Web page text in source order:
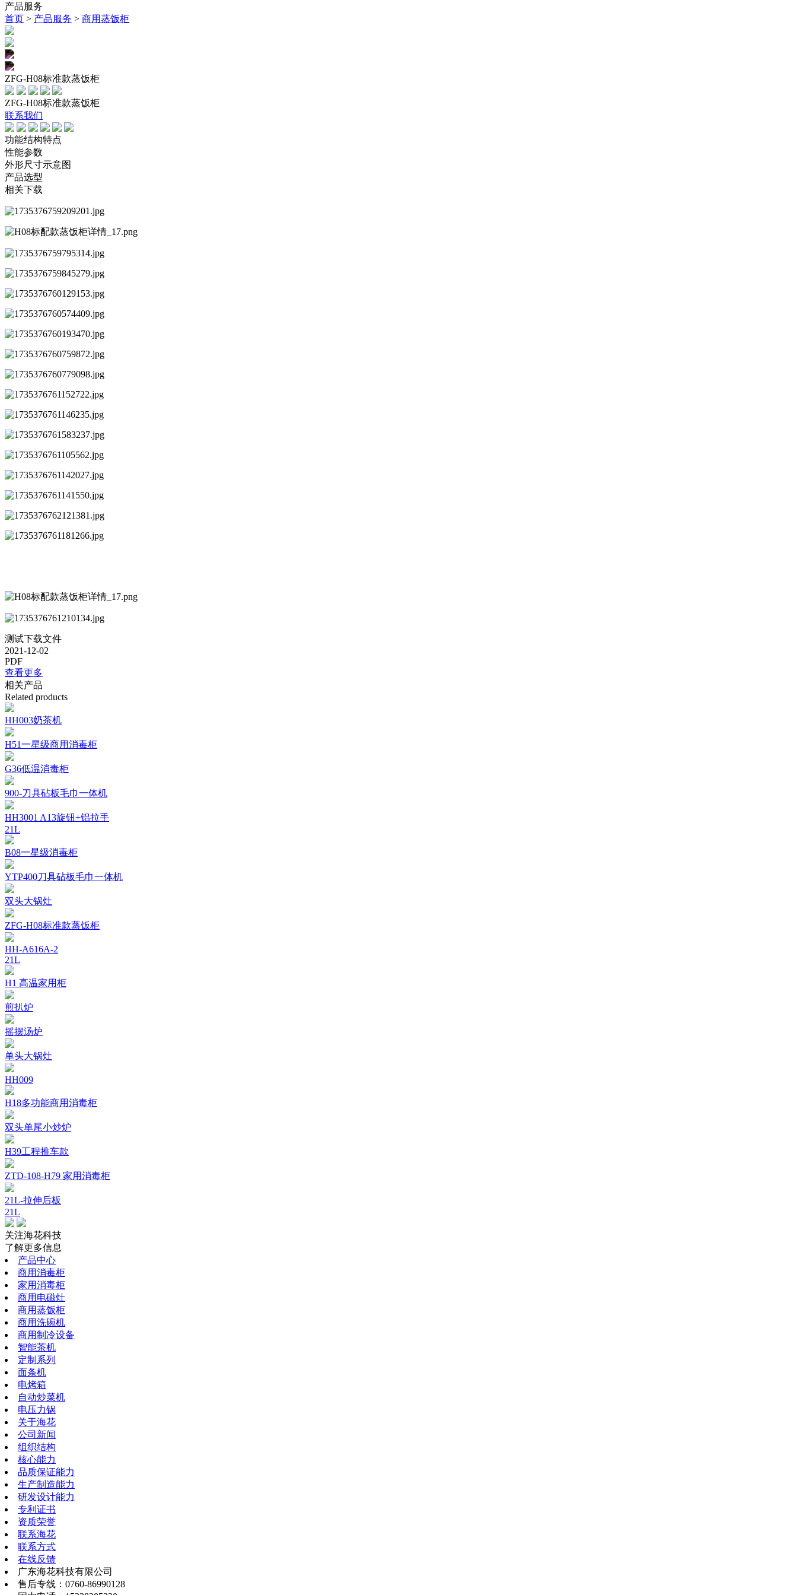
产品服务
首页 > 产品服务 > 商用蒸饭柜
ZFG-H08标准款蒸饭柜
ZFG-H08标准款蒸饭柜
联系我们
功能结构特点
性能参数
外形尺寸示意图
产品选型
相关下载
测试下载文件
2021-12-02
PDF
查看更多
相关产品
Related products
HH003奶茶机
H51一星级商用消毒柜
G36低温消毒柜
900-刀具砧板毛巾一体机
HH3001 A13旋钮+铝拉手
21L
B08一星级消毒柜
YTP400刀具砧板毛巾一体机
双头大锅灶
ZFG-H08标准款蒸饭柜
HH-A616A-2
21L
H1 高温家用柜
煎扒炉
摇摆汤炉
单头大锅灶
HH009
H18多功能商用消毒柜
双头单尾小炒炉
H39工程推车款
ZTD-108-H79 家用消毒柜
21L-拉伸后板
21L
关注海花科技
了解更多信息
产品中心
商用消毒柜
家用消毒柜
商用电磁灶
商用蒸饭柜
商用洗碗机
商用制冷设备
智能茶机
定制系列
面条机
电烤箱
自动炒菜机
电压力锅
关于海花
公司新闻
组织结构
核心能力
品质保证能力
生产制造能力
研发设计能力
专利证书
资质荣誉
联系海花
联系方式
在线反馈
广东海花科技有限公司
售后专线：0760-86990128